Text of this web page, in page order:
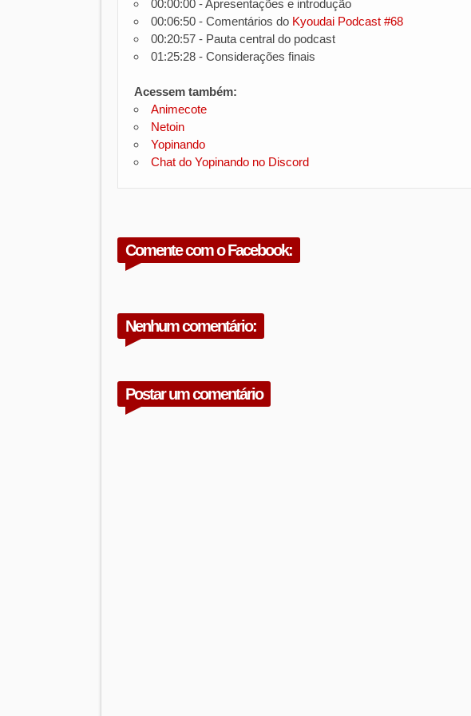
00:00:00 - Apresentações e introdução
00:06:50 - Comentários do Kyoudai Podcast #68
00:20:57 - Pauta central do podcast
01:25:28 - Considerações finais
Acessem também:
Animecote
Netoin
Yopinando
Chat do Yopinando no Discord
Comente com o Facebook:
Nenhum comentário:
Postar um comentário